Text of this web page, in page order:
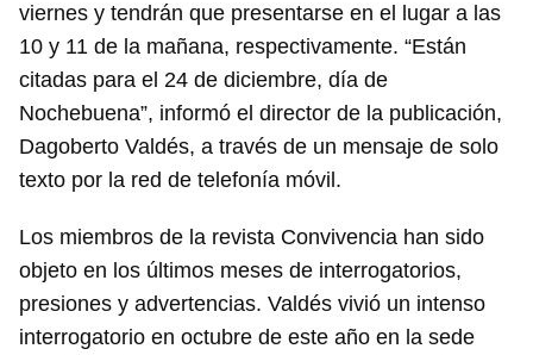
viernes y tendrán que presentarse en el lugar a las
10 y 11 de la mañana, respectivamente. “Están
citadas para el 24 de diciembre, día de
Nochebuena”, informó el director de la publicación,
Dagoberto Valdés, a través de un mensaje de solo
texto por la red de telefonía móvil.
Los miembros de la revista Convivencia han sido
objeto en los últimos meses de interrogatorios,
presiones y advertencias. Valdés vivió un intenso
interrogatorio en octubre de este año en la sede